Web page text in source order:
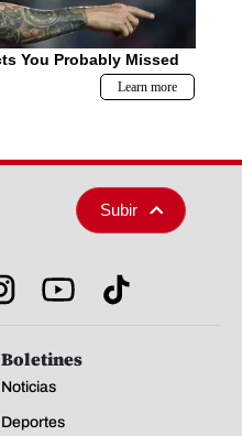
Subir
Boletines
Noticias
Deportes